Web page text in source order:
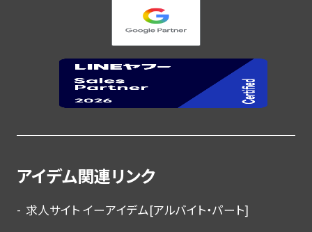
アイデム関連リンク
求人サイト イーアイデム[アルバイト・パート]